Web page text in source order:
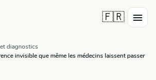
🇫🇷
diagnostics
invisible que même les médecins laissent passer